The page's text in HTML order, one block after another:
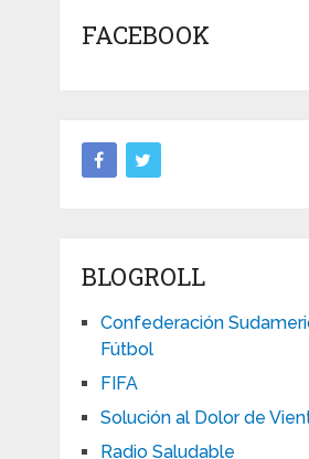
FACEBOOK
BLOGROLL
Confederación
Fútbol
FIFA
Solución al Dolor de
Radio Saludable